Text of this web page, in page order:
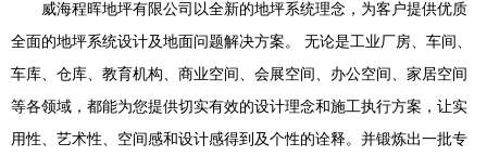
威海程晖地坪有限公司以全新的地坪系统理念，为客户提供优质
全面的地坪系统设计及地面问题解决方案。 无论是工业厂房、车间、
车库、仓库、教育机构、商业空间、会展空间、办公空间、家居空间
等各领域，都能为您提供切实有效的设计理念和施工执行方案，让实
用性、艺术性、空间感和设计感得到及个性的诠释。并锻炼出一批专